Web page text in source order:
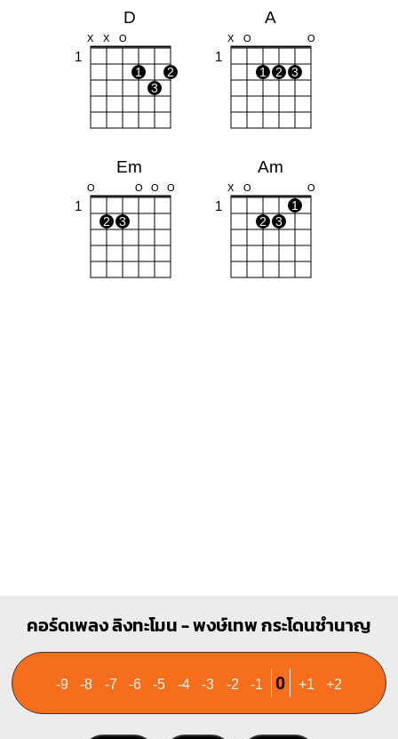
D
X X O
1
1
2
3
A
X O O
1
1 2 3
Em
O O O O
1
2 3
Am
X O O
1
1
2
3
คอร์ดเพลง ลิงทะโมน - พงษ์เทพ กระโดนชํานาญ
-9 -8 -7 -6 -5 -4 -3 -2 -1 0 +1 +2